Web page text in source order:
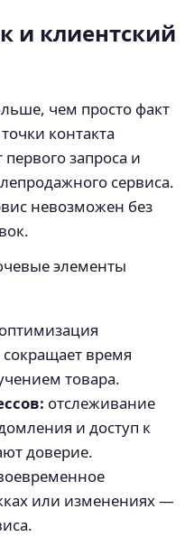
и клиентский
чем просто факт
контакта
запроса и
сервиса.
невозможен без
элементы
оптимизация
время
товара.
отслеживание
и доступ к
доверие.
или изменениях —